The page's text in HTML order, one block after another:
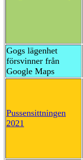
Gogs lägenhet
försvinner från
Google Maps
Pussensittningen
2021